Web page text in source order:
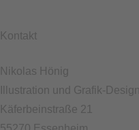
Kontakt
Nikolas Hönig
Illustration und Grafik-
Käferbeinstraße 21